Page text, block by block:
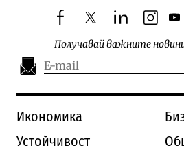
facebooktwitterlinkedin
Получавай важните
Икономика
Устойчивост